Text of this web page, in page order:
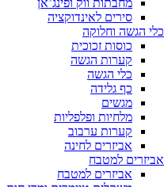
מחבתות ווק ופינג’אן
סירים לאינדוקציה
כלי הגשה וחלוקה
כוסות זכוכית
קערות הגשה
כלי הגשה
כף גלידה
מגשים
מלחיות ופלפליות
קערות ערבוב
אביזרים לחינה
אביזרים למטבח
אביזרים למטבח